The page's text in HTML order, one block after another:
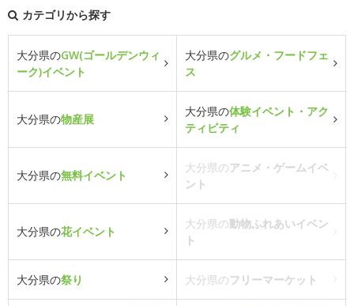
カテゴリから探す
大分県のGW(ゴールデンウィ
ーク)イベント
大分県のグルメ・フードフェ
ス
大分県の物産展
大分県の体験イベント・アク
ティビティ
大分県の無料イベント
大分県のアニメ・ゲームイベ
ント
大分県の花イベント
大分県の動物ふれあいイベン
ト
大分県の祭り 大分県のフリーマーケット